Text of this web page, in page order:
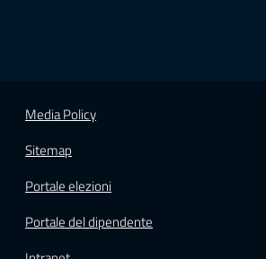
Media Policy
Sitemap
Portale elezioni
Portale del dipendente